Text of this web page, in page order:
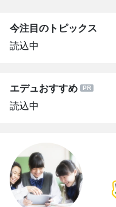
今注目のトピックス
読込中
エデュおすすめ
読込中